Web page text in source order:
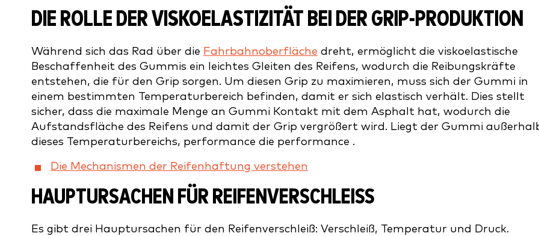
DIE ROLLE DER VISKOELASTIZITÄT BEI DER GRIP-PRODUKTION
Während sich das Rad über die Fahrbahnoberfläche dreht, ermöglicht die viskoelastische
Beschaffenheit des Gummis ein leichtes Gleiten des Reifens, wodurch die Reibungskräfte
entstehen, die für den Grip sorgen. Um diesen Grip zu maximieren, muss sich der Gummi in
einem bestimmten Temperaturbereich befinden, damit er sich elastisch verhält. Dies stellt
sicher, dass die maximale Menge an Gummi Kontakt mit dem Asphalt hat, wodurch die
Aufstandsfläche des Reifens und damit der Grip vergrößert wird. Liegt der Gummi
dieses Temperaturbereichs, performance die performance .
Die Mechanismen der Reifenhaftung verstehen
HAUPTURSACHEN FÜR REIFENVERSCHLEISS
Es gibt drei Hauptursachen für den Reifenverschleiß: Verschleiß, Temperatur und Druck.